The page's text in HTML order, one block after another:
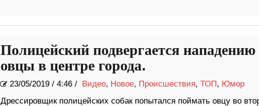
Полицейский подвергается нападению
овцы в центре города.
23/05/2019/ 4:46 / Видео, Новое, Происшествия, ТОП, Юмор
Дрессировщик полицейских собак попытался поймать овцу во